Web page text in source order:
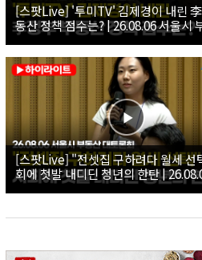
[스팟Live] '투미TV' 김제경이 내린
동산 정책 점수는? | 26.08.06 서울시
대토론회
[스팟Live] "전셋집 구하려다 월세 선
회에 첫발 내디딘 청년의 한탄 |
시 부동산 대토론회